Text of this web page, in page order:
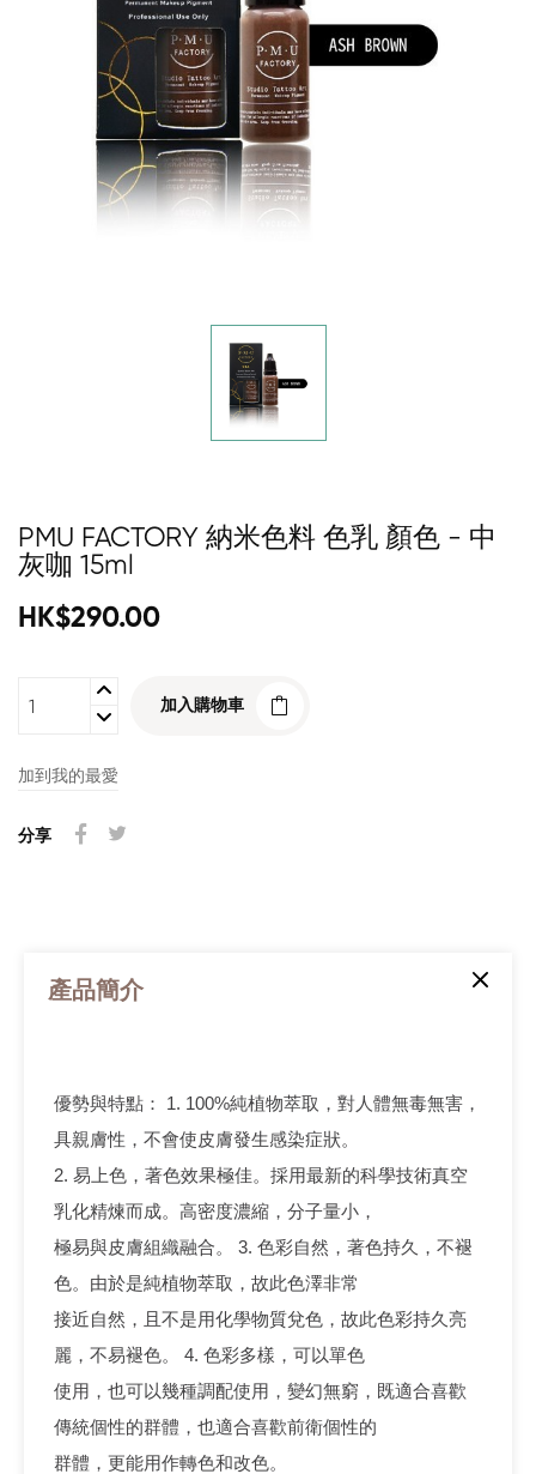
PMU FACTORY 納米色料 色乳 顏色 - 中
灰咖 15ml
HK$290.00
加入購物車
加到我的最愛
分享
產品簡介
優勢與特點： 1. 100%純植物萃取，對人體無毒無害，
具親膚性，不會使皮膚發生感染症狀。
2. 易上色，著色效果極佳。採用最新的科學技術真空
乳化精煉而成。高密度濃縮，分子量小，
極易與皮膚組織融合。 3. 色彩自然，著色持久，不褪
色。由於是純植物萃取，故此色澤非常
接近自然，且不是用化學物質兌色，故此色彩持久亮
麗，不易褪色。 4. 色彩多樣，可以單色
使用，也可以幾種調配使用，變幻無窮，既適合喜歡
傳統個性的群體，也適合喜歡前衛個性的
群體，更能用作轉色和改色。